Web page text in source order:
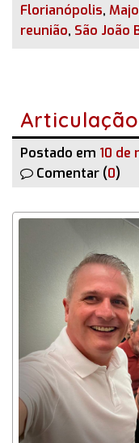
Florianópolis,
reunião, São João
Articulação
Postado em 10 de
Comentar (0)